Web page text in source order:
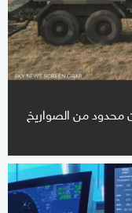
محدود من الصواريخ